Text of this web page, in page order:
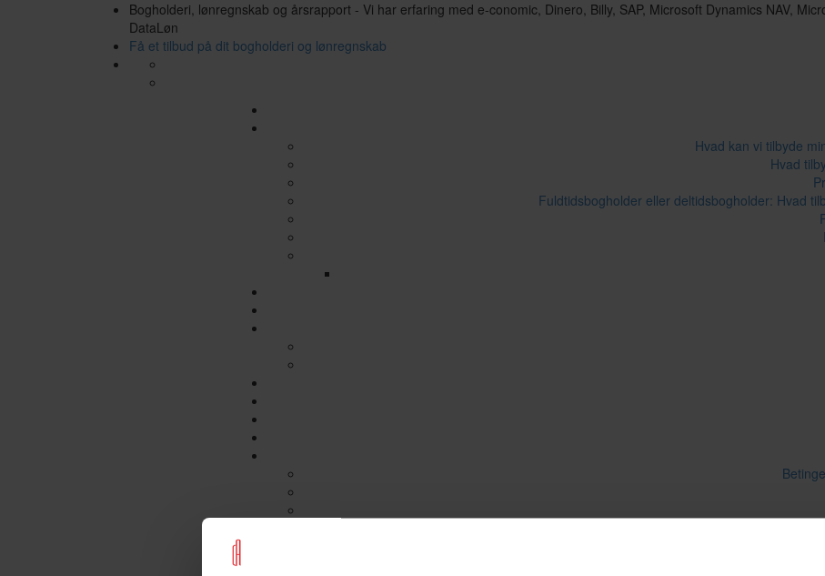
Bogholderi, lønregnskab og årsrapport - Vi har erfaring med e-conomic, Dinero, Billy, SAP, Microsoft Dynamics NAV,
DataLøn
Få et tilbud på dit bogholderi og lønregnskab
Hvad kan vi tilbyde
Hvad
Fuldtidsbogholder eller deltidsbogholder: Hvad